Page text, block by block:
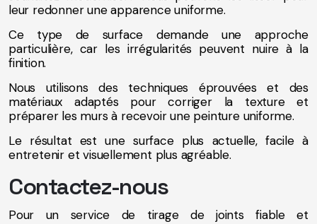
leur redonner une apparence uniforme.
Ce type de surface demande une approche
particulière, car les irrégularités peuvent nuire à la
finition.
Nous utilisons des techniques éprouvées et des
matériaux adaptés pour corriger la texture et
préparer les murs à recevoir une peinture uniforme.
Le résultat est une surface plus actuelle, facile à
entretenir et visuellement plus agréable.
Contactez-nous
Pour un service de tirage de joints fiable et